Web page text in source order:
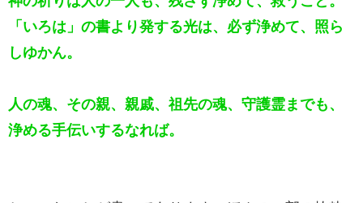
「いろは」の書より発する光は、必ず浄めて、照ら
しゆかん。
人の魂、その親、親戚、祖先の魂、守護霊までも、
浄める手伝いするなれば。